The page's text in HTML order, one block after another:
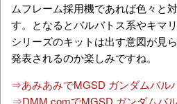
ムフレーム採用機であれば色々と
す。となるとバルバトス系やキマ
シリーズのキットは出す意図が見
発表されるのか楽しみですね。
⇒あみあみでMGSD ガンダムバル
⇒DMM.comでMGSD ガンダムバ